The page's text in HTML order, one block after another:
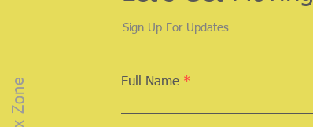
Sign Up For Updates
Full Name